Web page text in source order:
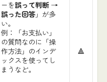
ーを誤って判断→
誤った回答」が多
い。
例：「お支払い」
の質問なのに「操
作方法」のインデ
ックスを使ってし
まうなど。
🔺